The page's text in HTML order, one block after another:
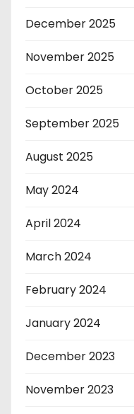
December 2025
November 2025
October 2025
September 2025
August 2025
May 2024
April 2024
March 2024
February 2024
January 2024
December 2023
November 2023